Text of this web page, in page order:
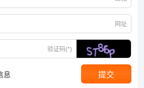
特效。通过完成特定的任务、参与活动
，可以获得独特的翅膀。披风也类似，
的气质。选择一款造型独特、与角色整
风，能够极大地提升角色的独特性。
外观酷炫的坐骑或宠物，不仅可以增加角
能力，还能让角色形象更加丰富。游戏
网址
验证码(*)
息